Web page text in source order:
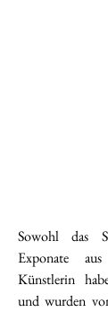
Sowohl das
Exponate
Künstlerin
und wurden